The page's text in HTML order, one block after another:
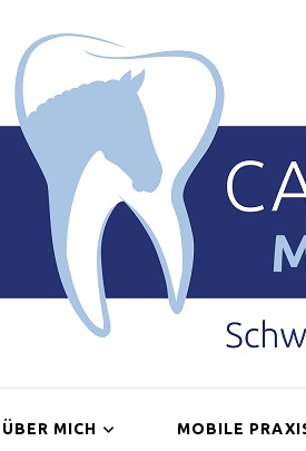
Zahnmedizin für Pferde
ÜBER MICH MOBILE